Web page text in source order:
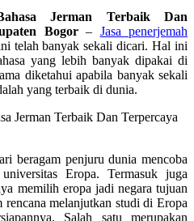
Jerman Terbaik Dan
Bogor– Jasa penerjemah
telah banyak sekali dicari. Hal ini
yang lebih banyak dipakai di
diketahui apabila banyak sekali
yang terbaik di dunia.
beragam penjuru dunia mencoba
Eropa. Termasuk juga
memilih eropa jadi negara tujuan
melanjutkan studi di Eropa
Salah satu merupakan